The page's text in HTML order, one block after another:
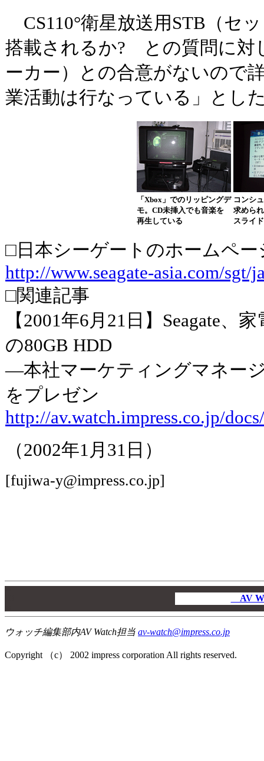
CS110°衛星放送用STB（セ
搭載されるか? との質問に対
ーカー）との合意がないので
業活動は行なっている」とし
「Xbox」でのリッピングデ
モ。CD未挿入でも音楽を
再生している
コンシ
求めら
スライド
□日本シーゲートのホームペー
http://www.seagate-asia.com/sgt/
□関連記事
【2001年6月21日】Seagate、
の80GB HDD
―本社マーケティングマネー
をプレゼン
http://av.watch.impress.co.jp/
（2002年1月31日）
[fujiwa-y@impress.co.jp]
AV
ウォッチ編集部内AV Watch担当 av-watch@impress.co.jp
Copyright （c） 2002 impress corporation All rights reserved.